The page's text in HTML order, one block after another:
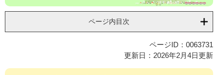
ページ内目次
ページID：0063731
更新日：2026年2月4日更新